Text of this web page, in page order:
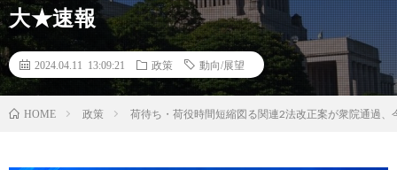
大★速報
2024.04.11 13:09:21 政策 動向/展望
HOME 政策 荷待ち・荷役時間短縮図る関連2法改正案が衆院通過